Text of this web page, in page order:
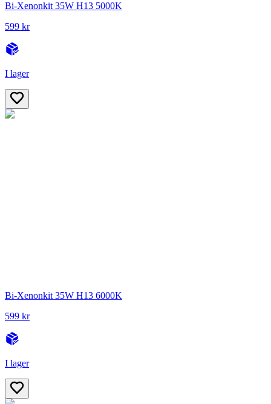
Bi-Xenonkit 35W H13 5000K
599 kr
I lager
Bi-Xenonkit 35W H13 6000K
599 kr
I lager